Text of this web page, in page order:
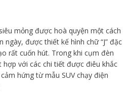
mỏng được hoà quyện một cách
ngày, được thiết kế hình chữ “J” đặc
rất cuốn hút. Trong khi cụm đèn
hợp với các chi tiết được điêu khắc
hứng từ mẫu SUV chạy điện